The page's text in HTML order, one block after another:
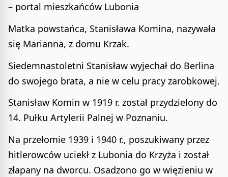
– portal mieszkańców Lubonia
Matka powstańca, Stanisława Komina, nazywała
się Marianna, z domu Krzak.
Siedemnastoletni Stanisław wyjechał do Berlina
do swojego brata, a nie w celu pracy zarobkowej.
Stanisław Komin w 1919 r. został przydzielony do
14. Pułku Artylerii Palnej w Poznaniu.
Na przełomie 1939 i 1940 r., poszukiwany przez
hitlerowców uciekł z Lubonia do Krzyża i został
złapany na dworcu. Osadzono go w więzieniu w